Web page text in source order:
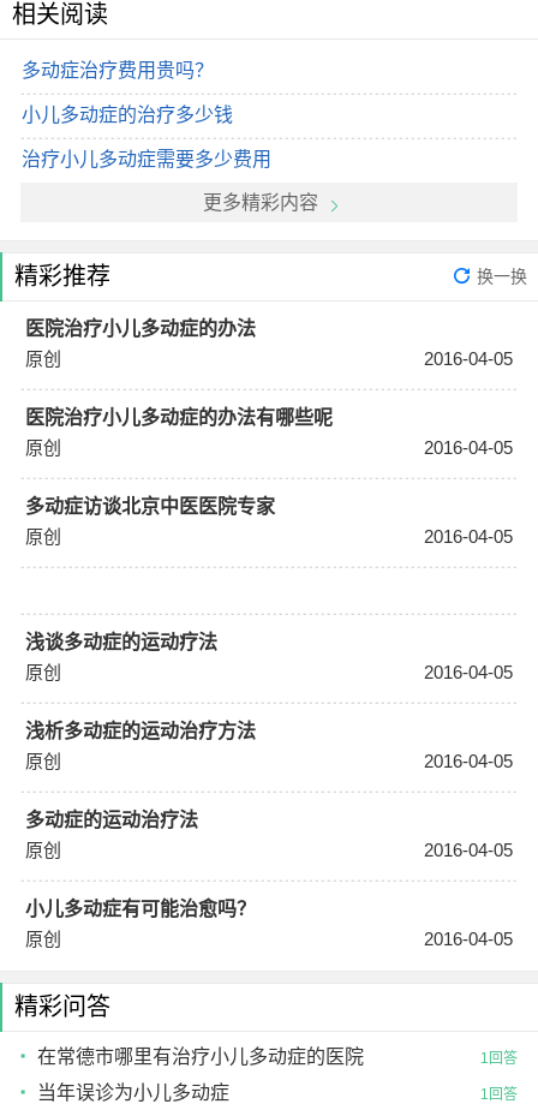
相关阅读
多动症治疗费用贵吗？
小儿多动症的治疗多少钱
治疗小儿多动症需要多少费用
更多精彩内容
精彩推荐 换一换
医院治疗小儿多动症的办法
原创
2016-04-05
医院治疗小儿多动症的办法有哪些呢
原创
2016-04-05
多动症访谈北京中医医院专家
原创
2016-04-05
浅谈多动症的运动疗法
原创
2016-04-05
浅析多动症的运动治疗方法
原创
2016-04-05
多动症的运动治疗法
原创
2016-04-05
小儿多动症有可能治愈吗？
原创
2016-04-05
精彩问答
在常德市哪里有治疗小儿多动症的医院 1回答
当年误诊为小儿多动症 1回答